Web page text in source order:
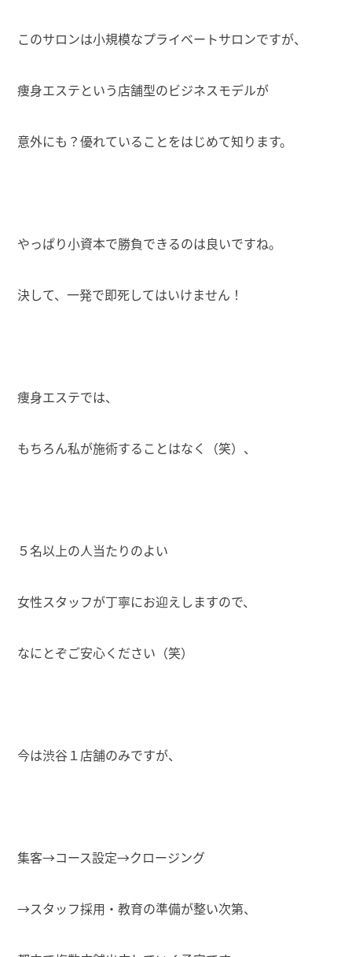
このサロンは小規模なプライベートサロンですが、
痩身エステという店舗型のビジネスモデルが
意外にも？優れていることをはじめて知ります。
やっぱり小資本で勝負できるのは良いですね。
決して、一発で即死してはいけません！
痩身エステでは、
もちろん私が施術することはなく（笑）、
５名以上の人当たりのよい
女性スタッフが丁寧にお迎えしますので、
なにとぞご安心ください（笑）
今は渋谷１店舗のみですが、
集客→コース設定→クロージング
→スタッフ採用・教育の準備が整い次第、